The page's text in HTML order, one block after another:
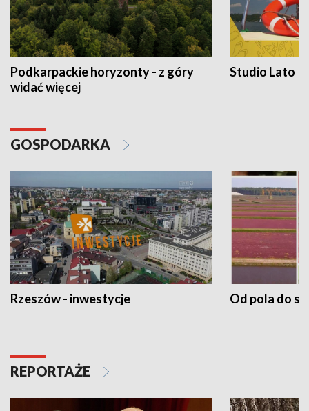
Podkarpackie horyzonty - z góry
widać więcej
Studio Lato
GOSPODARKA
Rzeszów - inwestycje Od pola do
REPORTAŻE